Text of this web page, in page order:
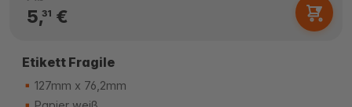
5,31 €
Etikett Fragile
127mm x 76,2mm